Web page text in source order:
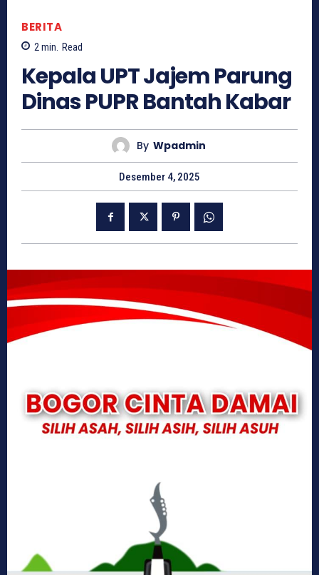
BERITA
2 min. Read
Kepala UPT Jajem Parung
Dinas PUPR Bantah Kabar
By Wpadmin
Desember 4, 2025